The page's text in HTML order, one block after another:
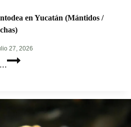
en Yucatán (Mántidos /
27, 2026
Orden
Yucatán
(Mántidos